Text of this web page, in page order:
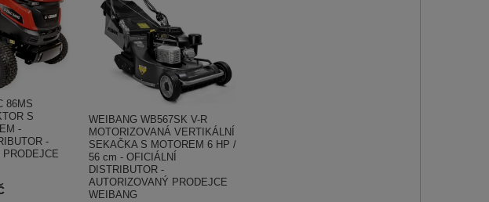
86MS
S
-
-
WEIBANG WB567SK V-R
MOTORIZOVANÁ VERTIKÁLNÍ
SEKAČKA S MOTOREM 6 HP /
56 cm - OFICIÁLNÍ
DISTRIBUTOR -
AUTORIZOVANÝ PRODEJCE
WEIBANG